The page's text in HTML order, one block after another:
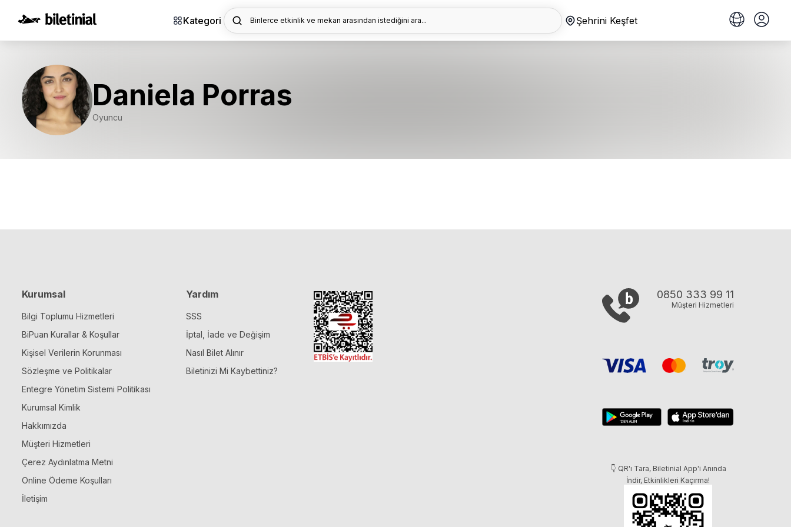
Kategori Binlerce etkinlik ve mekan arasından istediğini ara... Şehrini Keşfet
Daniela Porras
Oyuncu
Kurumsal
Bilgi Toplumu Hizmetleri
BiPuan Kurallar & Koşullar
Kişisel Verilerin Korunması
Sözleşme ve Politikalar
Entegre Yönetim Sistemi Politikası
Kurumsal Kimlik
Hakkımızda
Müşteri Hizmetleri
Çerez Aydınlatma Metni
Online Ödeme Koşulları
İletişim
Yardım
SSS
İptal, İade ve Değişim
Nasıl Bilet Alınır
Biletinizi Mi Kaybettiniz?
0850 333 99 11
Müşteri Hizmetleri
👇 QR'ı Tara, Biletinial App'i Anında
İndir, Etkinlikleri Kaçırma!